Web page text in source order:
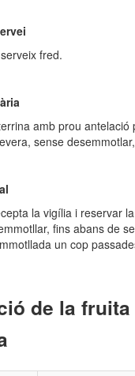
fred.
amb prou antelació
sense
la vigília i reservar
fins abans de
un cop
de la fruita